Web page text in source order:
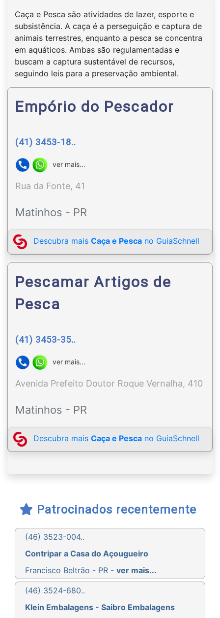
Caça e Pesca são atividades de lazer, esporte e
subsistência. A caça é a perseguição e captura de
animais terrestres, enquanto a pesca se concentra
em aquáticos. Ambas são regulamentadas e
buscam a captura sustentável de recursos,
seguindo leis para a preservação ambiental.
Empório do Pescador
(41) 3453-18..
ver mais...
Rua da Fonte, 41
Matinhos - PR
Descubra mais Caça e Pesca no GuiaSchnell
Pescamar Artigos de
Pesca
(41) 3453-35..
ver mais...
Avenida Prefeito Doutor Roque Vernalha, 410
Matinhos - PR
Descubra mais Caça e Pesca no GuiaSchnell
Patrocinados recentemente
(46) 3523-004..
Contripar a Casa do Açougueiro
Francisco Beltrão - PR - ver mais...
(46) 3524-680..
Klein Embalagens - Saibro Embalagens